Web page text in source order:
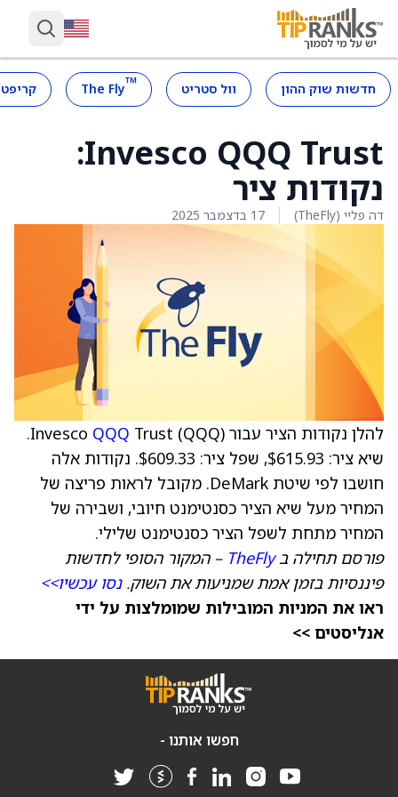
חדשות שוק ההון וול סטריט ™
The Fly
Invesco QQQ Trust:
נקודות ציר
דה פליי (TheFly) 17 בדצמבר 2025
להלן נקודות הציר עבור Invesco QQQ
Trust (QQQ).
שיא ציר: $615.93, שפל ציר: $609.33. נקודות אלה
חושבו לפי שיטת DeMark. מקובל לראות פריצה של
המחיר מעל שיא הציר כסנטימנט חיובי, ושבירה של
המחיר מתחת לשפל הציר כסנטימנט שלילי.
פורסם תחילה בTheFly – המקור הסופי לחדשות
פיננסיות בזמן אמת שמניעות את השוק.נסו עכשיו>>
ראו את המניות המובילות שמומלצות על ידי
אנליסטים >>
חפשו אותנו -